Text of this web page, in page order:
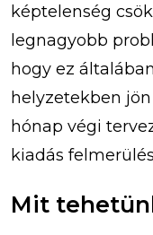
képtelenség
legnagyobb
hogy ez
helyzetekben jön
hónap végi
kiadás
Mit